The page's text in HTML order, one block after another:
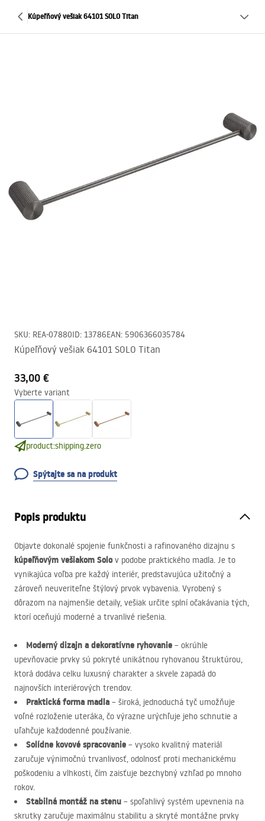
Kúpeľňový vešiak 64101 SOLO Titan
SKU: REA-07880ID: 13786EAN: 5906366035784
Kúpeľňový vešiak 64101 SOLO Titan
33,00 €
Vyberte variant
product:shipping.zero
Spýtajte sa na produkt
Popis produktu
Objavte dokonalé spojenie funkčnosti a rafinovaného dizajnu s
kúpeľňovým vešiakom Solov podobe praktického madla. Je to
vynikajúca voľba pre každý interiér, predstavujúca užitočný a
zároveň neuveriteľne štýlový prvok vybavenia. Vyrobený s
dôrazom na najmenšie detaily, vešiak určite splní očakávania tých,
ktorí oceňujú moderné a trvanlivé riešenia.
Moderný dizajn a dekoratívne ryhovanie – okrúhle
upevňovacie prvky sú pokryté unikátnou ryhovanou štruktúrou,
ktorá dodáva celku luxusný charakter a skvele zapadá do
najnovších interiérových trendov.
Praktická forma madla – široká, jednoduchá tyč umožňuje
voľné rozloženie uteráka, čo výrazne urýchľuje jeho schnutie a
uľahčuje každodenné používanie.
Solídne kovové spracovanie – vysoko kvalitný materiál
zaručuje výnimočnú trvanlivosť, odolnosť proti mechanickému
poškodeniu a vlhkosti, čím zaisťuje bezchybný vzhľad po mnoho
rokov.
Stabilná montáž na stenu – spoľahlivý systém upevnenia na
skrutky zaručuje maximálnu stabilitu a skryté montážne prvky